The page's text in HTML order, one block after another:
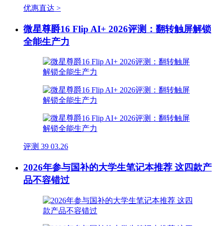
优惠直达 >
微星尊爵16 Flip AI+ 2026评测：翻转触屏解锁
全能生产力
评测 39 03.26
2026年参与国补的大学生笔记本推荐 这四款产
品不容错过